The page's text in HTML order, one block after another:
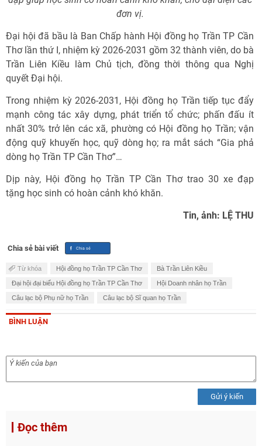
đơn vị.
Đại hội đã bầu là Ban Chấp hành Hội đồng họ Trần TP Cần
Thơ lần thứ I, nhiệm kỳ 2026-2031 gồm 32 thành viên, do bà
Trần Liên Kiều làm Chủ tịch, đồng thời thông qua Nghị
quyết Đại hội.
Trong nhiệm kỳ 2026-2031, Hội đồng họ Trần tiếp tục đẩy
mạnh công tác xây dựng, phát triển tổ chức; phấn đấu ít
nhất 30% trở lên các xã, phường có Hội đồng họ Trần; vận
động quỹ khuyến học, quỹ dòng họ; ra mắt sách “Gia phả
dòng họ Trần TP Cần Thơ”…
Dịp này, Hội đồng họ Trần TP Cần Thơ trao 30 xe đạp
tặng học sinh có hoàn cảnh khó khăn.
Tin, ảnh: LỆ THU
Chia sẻ bài viết
Từ khóa Hội đồng họ Trần TP Cần Thơ Bà Trần Liên Kiều
Đại hội đại biểu Hội đồng họ Trần TP Cần Thơ Hội Doanh nhân họ Trần
Câu lạc bộ Phụ nữ họ Trần Câu lạc bộ Sĩ quan họ Trần
BÌNH LUẬN
Gửi ý kiến
Đọc thêm